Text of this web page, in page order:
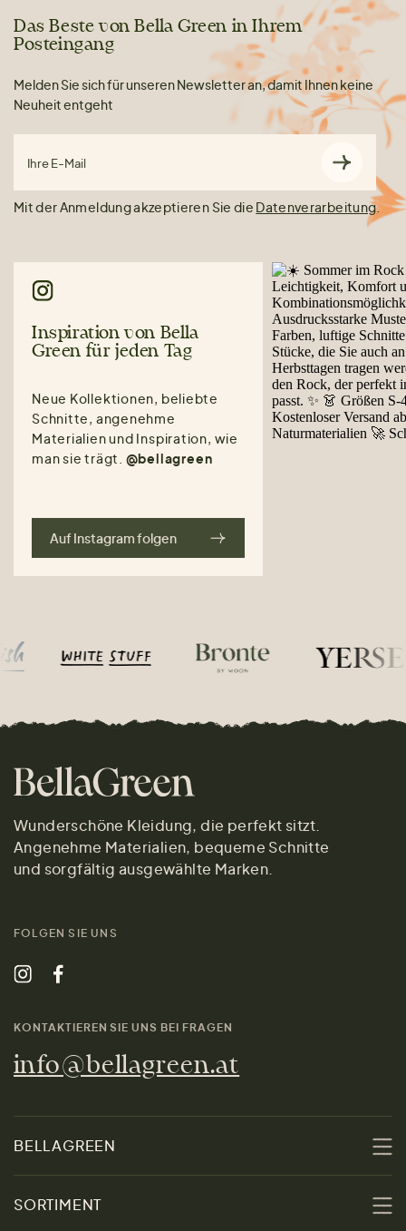
Das Beste von Bella Green in Ihrem
Posteingang
Melden Sie sich für unseren Newsletter an, damit Ihnen keine
Neuheit entgeht
Ihre E-Mail
Mit der Anmeldung akzeptieren Sie die Datenverarbeitung.
Inspiration von Bella
Green für jeden Tag
Neue Kollektionen, beliebte
Schnitte, angenehme
Materialien und Inspiration, wie
man sie trägt. @bellagreen
Auf Instagram folgen
Wunderschöne Kleidung, die perfekt sitzt.
Angenehme Materialien, bequeme Schnitte
und sorgfältig ausgewählte Marken.
FOLGEN SIE UNS
KONTAKTIEREN SIE UNS BEI FRAGEN
info@bellagreen.at
BELLAGREEN
SORTIMENT